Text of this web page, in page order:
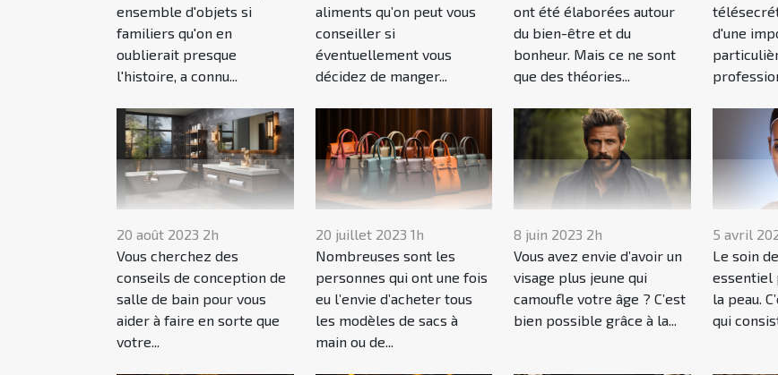
ensemble d'objets si
familiers qu'on en
oublierait presque
l'histoire, a connu...
aliments qu’on peut vous
conseiller si
éventuellement vous
décidez de manger...
ont été élaborées autour
du bien-être et du
bonheur. Mais ce ne sont
que des théories...
d'une
20 août 2023 2h
Vous cherchez des
conseils de conception de
salle de bain pour vous
aider à faire en sorte que
votre...
20 juillet 2023 1h
Nombreuses sont les
personnes qui ont une fois
eu l’envie d’acheter tous
les modèles de sacs à
main ou de...
8 juin 2023 2h
Vous avez envie d’avoir un
visage plus jeune qui
camoufle votre âge ? C’est
bien possible grâce à la...
5 avril
Le soin
essentiel
la peau.
qui